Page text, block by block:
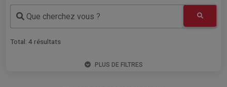
Que cherchez vous ?
Total: 4 résultats
PLUS DE FILTRES